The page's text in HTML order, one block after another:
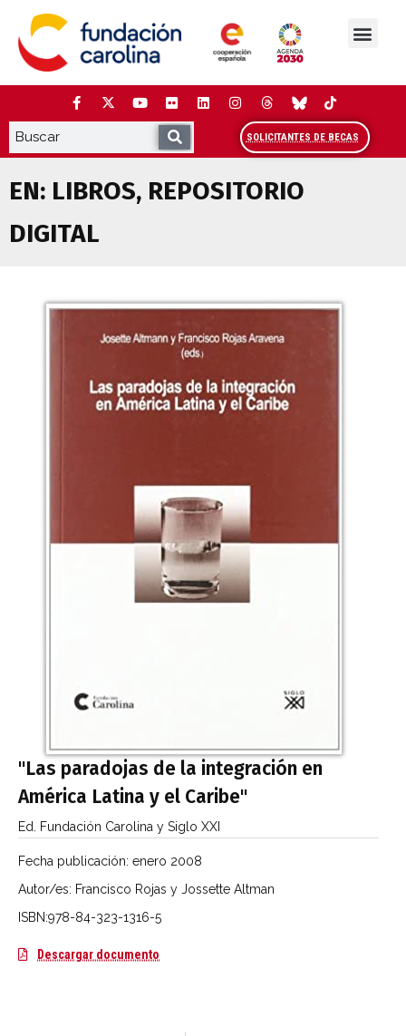
contenido
SOLICITANTES DE BECAS
EN: LIBROS, REPOSITORIO
DIGITAL
"Las paradojas de la integración en
América Latina y el Caribe"
Ed. Fundación Carolina y Siglo XXI
Fecha publicación: enero 2008
Autor/es: Francisco Rojas y Jossette Altman
ISBN:978-84-323-1316-5
Descargar documento